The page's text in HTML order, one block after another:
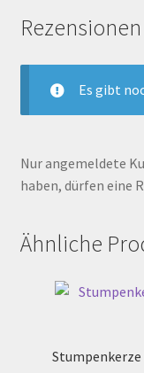
Rezensionen
Es gibt
Nur angemeldete
haben, dürfen eine
Ähnliche
Stumpenkerze